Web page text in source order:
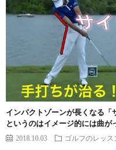
インパクトゾーンが長くなる「
というのはイメージ的には曲が
2018.10.03 ゴルフのレッス